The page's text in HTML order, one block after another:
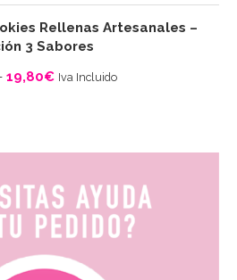
Rellenas Artesanales –
3 Sabores
19,80€ Iva Incluido